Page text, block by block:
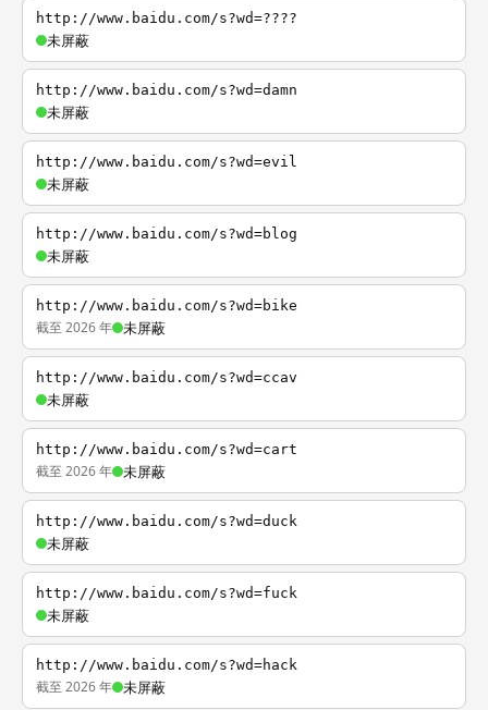
http://www.baidu.com/s?wd=????
未屏蔽
http://www.baidu.com/s?wd=damn
未屏蔽
http://www.baidu.com/s?wd=evil
未屏蔽
http://www.baidu.com/s?wd=blog
未屏蔽
http://www.baidu.com/s?wd=bike
截至 2026 年 未屏蔽
http://www.baidu.com/s?wd=ccav
未屏蔽
http://www.baidu.com/s?wd=cart
截至 2026 年 未屏蔽
http://www.baidu.com/s?wd=duck
未屏蔽
http://www.baidu.com/s?wd=fuck
未屏蔽
http://www.baidu.com/s?wd=hack
截至 2026 年 未屏蔽